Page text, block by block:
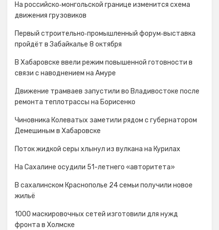
На российско‑монгольской границе изменится схема
движения грузовиков
Первый строительно‑промышленный форум‑выставка
пройдёт в Забайкалье 8 октября
В Хабаровске ввели режим повышенной готовности в
связи с наводнением на Амуре
Движение трамваев запустили во Владивостоке после
ремонта теплотрассы на Борисенко
Чиновника Колеватых заметили рядом с губернатором
Демешиным в Хабаровске
Поток жидкой серы хлынул из вулкана на Курилах
На Сахалине осудили 51-летнего «авторитета»
В сахалинском Краснополье 24 семьи получили новое
жильё
1000 маскировочных сетей изготовили для нужд
фронта в Холмске